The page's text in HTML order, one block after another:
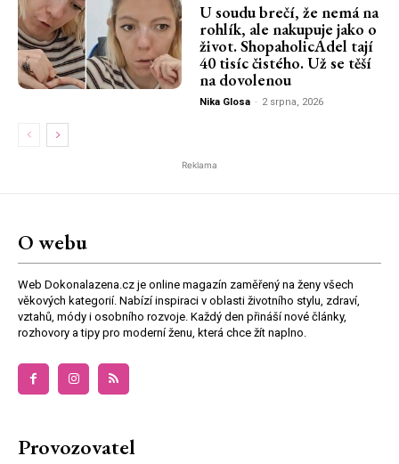
U soudu brečí, že nemá na
rohlík, ale nakupuje jako o
život. ShopaholicAdel tají
40 tisíc čistého. Už se těší
na dovolenou
Nika Glosa - 2 srpna, 2026
Reklama
O webu
Web Dokonalazena.cz je online magazín zaměřený na ženy všech
věkových kategorií. Nabízí inspiraci v oblasti životního stylu, zdraví,
vztahů, módy i osobního rozvoje. Každý den přináší nové články,
rozhovory a tipy pro moderní ženu, která chce žít naplno.
Provozovatel